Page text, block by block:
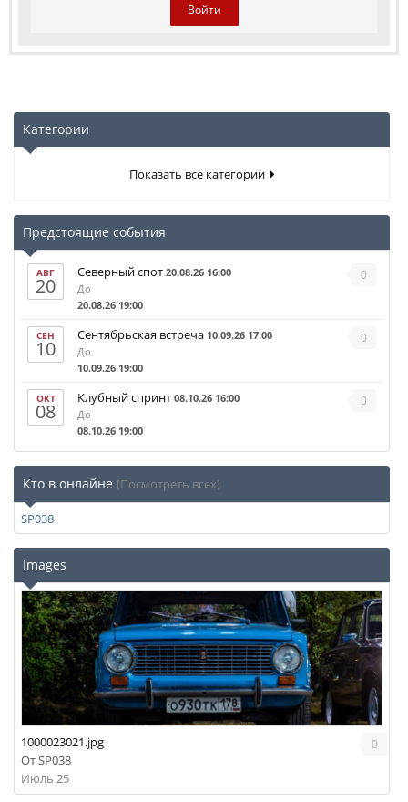
Войти
Категории
Показать все категории
Предстоящие события
АВГ
20 0
Северный спот 20.08.26 16:00
До
20.08.26 19:00
СЕН
10 0
Сентябрьская встреча 10.09.26 17:00
До
10.09.26 19:00
ОКТ
08 0
Клубный спринт 08.10.26 16:00
До
08.10.26 19:00
Кто в онлайне (Посмотреть всех)
SP038
Images
0
1000023021.jpg
ОтSP038
Июль 25